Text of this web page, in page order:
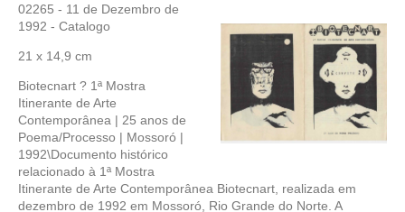
02265 - 11 de Dezembro de
1992 - Catalogo
21 x 14,9 cm
Biotecnart ? 1ª Mostra
Itinerante de Arte
Contemporânea | 25 anos de
Poema/Processo | Mossoró |
1992\Documento histórico
relacionado à 1ª Mostra
Itinerante de Arte Contemporânea Biotecnart, realizada em
dezembro de 1992 em Mossoró, Rio Grande do Norte. A